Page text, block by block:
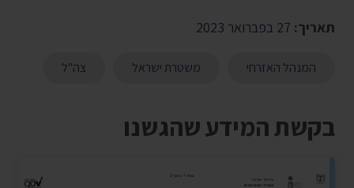
תאריך:
המנהל האזרחי משטרת ישראל צה"ל
בקשת המידע שהגשנו